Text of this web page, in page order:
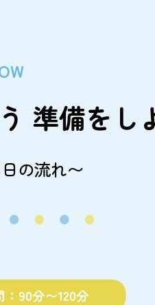
準備をし
の流れ〜
90分〜120分